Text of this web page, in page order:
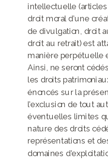
intellectuelle (articles
droit moral d’une
de divulgation, droit
droit au retrait) est
manière perpétuelle
Ainsi, ne seront
les droits
énoncés sur la
l’exclusion de tout
éventuelles limites
nature des droits
représentations et
domaines